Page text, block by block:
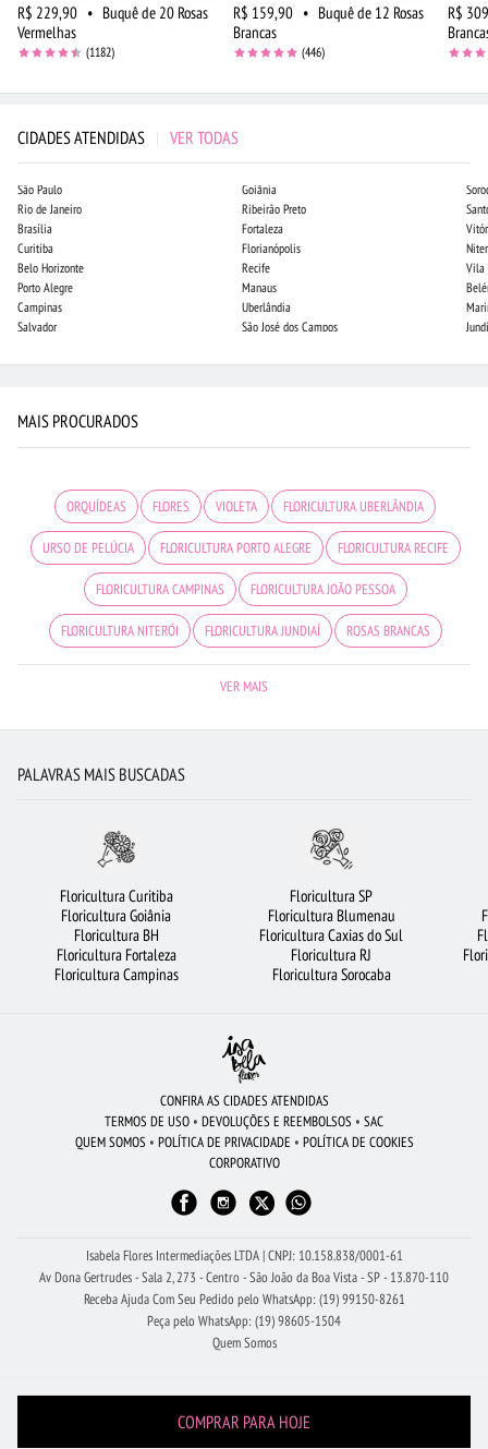
R$ 229,90 • Buquê de 20 Rosas
Vermelhas
(1182)
R$ 159,90 • Buquê de 12 Rosas
Brancas
(446)
R$
CIDADES ATENDIDAS | VER TODAS
São Paulo
Rio de Janeiro
Brasília
Curitiba
Belo Horizonte
Porto Alegre
Campinas
Salvador
Goiânia
Ribeirão Preto
Fortaleza
Florianópolis
Recife
Manaus
Uberlândia
São José dos Campos
Vila
MAIS PROCURADOS
ORQUÍDEAS FLORES VIOLETA FLORICULTURA UBERLÂNDIA
URSO DE PELÚCIA FLORICULTURA PORTO ALEGRE FLORICULTURA RECIFE
FLORICULTURA CAMPINAS FLORICULTURA JOÃO PESSOA
FLORICULTURA NITERÓI FLORICULTURA JUNDIAÍ ROSAS BRANCAS
FLORICULTURA SP FLORES BRANCAS
CESTA DE CHOCOLATE ROSAS AMARELAS LÍRIO
FLORICULTURA SANTO ANDRÉ FLORICULTURA SÃO JOSÉ DOS CAMPOS
BUQUÊ DE 12 ROSAS VERMELHAS
FLORICULTURA RJ
BUQUÊ DE 20 ROSAS VERMELHAS FLORICULTURA FORTALEZA
FLORICULTURA SALVADOR BUQUÊ DE ROSAS VERMELHAS
FLORICULTURA GOIÂNIA CIDADES MAIS PROCURADAS
FLORICULTURA CURITIBA FLORICULTURA MANAUS FLORES COLORIDAS
VER MAIS
PALAVRAS MAIS BUSCADAS
Floricultura Curitiba
Floricultura Goiânia
Floricultura BH
Floricultura Fortaleza
Floricultura Campinas
Floricultura SP
Floricultura Blumenau
Floricultura Caxias do Sul
Floricultura RJ
Floricultura Sorocaba
CONFIRA AS CIDADES ATENDIDAS
TERMOS DE USO • DEVOLUÇÕES E REEMBOLSOS • SAC
QUEM SOMOS • POLÍTICA DE PRIVACIDADE • POLÍTICA DE COOKIES
CORPORATIVO
Isabela Flores Intermediações LTDA | CNPJ: 10.158.838/0001-61
Av Dona Gertrudes - Sala 2, 273 - Centro - São João da Boa Vista - SP - 13.870-110
Receba Ajuda Com Seu Pedido pelo WhatsApp: (19) 99150-8261
Peça pelo WhatsApp: (19) 98605-1504
Quem Somos
COMPRAR PARA HOJE